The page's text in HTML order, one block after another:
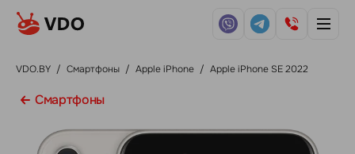
VDO.BY / Смартфоны / Apple iPhone / Apple iPhone SE 2022
Смартфоны